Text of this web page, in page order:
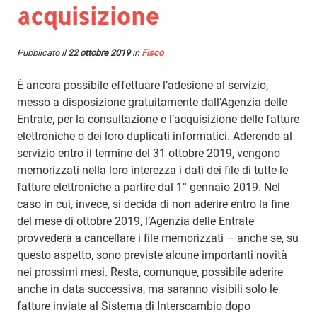
acquisizione
Pubblicato il22 ottobre 2019in Fisco
È ancora possibile effettuare l’adesione al servizio,
messo a disposizione gratuitamente dall’Agenzia delle
Entrate, per la consultazione e l’acquisizione delle fatture
elettroniche o dei loro duplicati informatici. Aderendo al
servizio entro il termine del 31 ottobre 2019, vengono
memorizzati nella loro interezza i dati dei file di tutte le
fatture elettroniche a partire dal 1° gennaio 2019. Nel
caso in cui, invece, si decida di non aderire entro la fine
del mese di ottobre 2019, l’Agenzia delle Entrate
provvederà a cancellare i file memorizzati – anche se, su
questo aspetto, sono previste alcune importanti novità
nei prossimi mesi. Resta, comunque, possibile aderire
anche in data successiva, ma saranno visibili solo le
fatture inviate al Sistema di Interscambio dopo